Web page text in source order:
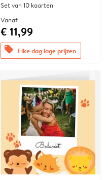
Set van 10 kaarten
Vanaf
€ 11,99
offers Elke dag lage prijzen